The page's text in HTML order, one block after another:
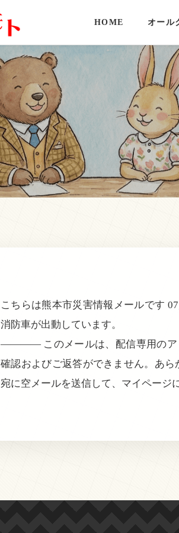
HOME オール
こちらは熊本市災害情報メールです
消防車が出動しています。
———— このメールは、配信専用のア
確認およびご返答ができません。あら
宛に空メールを送信して、マイページ